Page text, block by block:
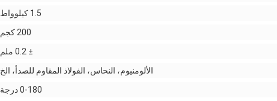
1.5 كيلوواط
200 كجم
± 0.2 ملم
الألومنيوم، النحاس، الفولاذ المقاوم للصدأ، الخ
0-180 درجة